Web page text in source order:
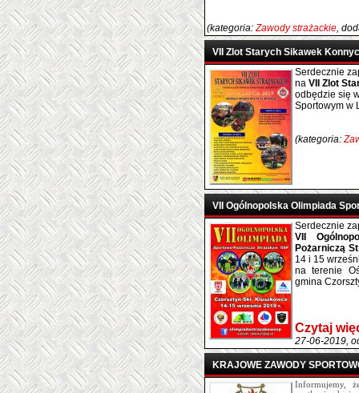
(kategoria:Zawody strażackie,
VII Zlot Starych Sikawek
Serdecznie
na VII Zlot
odbędzie się
Sportowym w
(kategoria:
VII Ogólnopolska Olimpiada
Serdecznie
VII
Pożarniczą
14 i 15
na terenie
gmina
Czytaj
27-06-2019,
KRAJOWE ZAWODY
Informujemy,